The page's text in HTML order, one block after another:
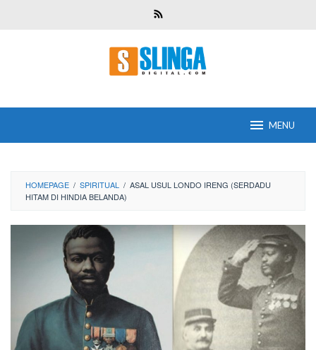
MENU
HOMEPAGE / SPIRITUAL / ASAL USUL LONDO IRENG (SERDADU
HITAM DI HINDIA BELANDA)